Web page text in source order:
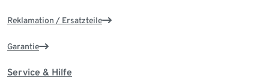
Reklamation / Ersatzteile
Garantie
Service & Hilfe